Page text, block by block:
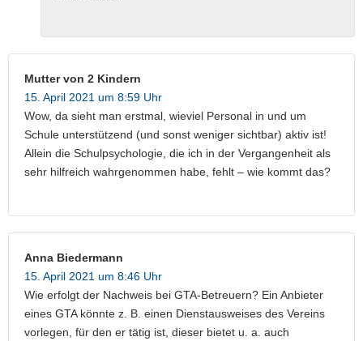
Mutter von 2 Kindern
15. April 2021 um 8:59 Uhr
Wow, da sieht man erstmal, wieviel Personal in und um
Schule unterstützend (und sonst weniger sichtbar) aktiv ist!
Allein die Schulpsychologie, die ich in der Vergangenheit als
sehr hilfreich wahrgenommen habe, fehlt – wie kommt das?
Anna Biedermann
15. April 2021 um 8:46 Uhr
Wie erfolgt der Nachweis bei GTA-Betreuern? Ein Anbieter
eines GTA könnte z. B. einen Dienstausweises des Vereins
vorlegen, für den er tätig ist, dieser bietet u. a. auch